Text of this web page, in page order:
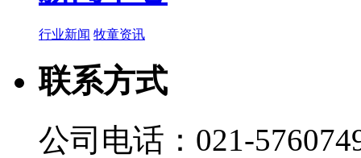
行业新闻 牧童资讯
联系方式
公司电话：021-